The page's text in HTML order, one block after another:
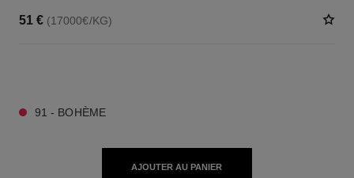
51 € (17000€/KG)
91 - BOHÈME
AJOUTER AU PANIER